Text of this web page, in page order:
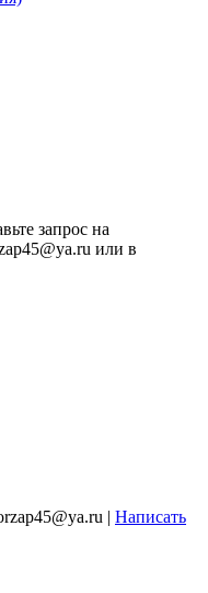
запрос на
или в
| Написать